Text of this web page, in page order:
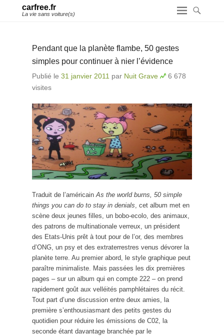
carfree.fr
La vie sans voiture(s)
Pendant que la planète flambe, 50 gestes
simples pour continuer à nier l’évidence
Publié le 31 janvier 2011 par Nuit Grave
6 678
visites
Traduit de l’américainAs the world burns, 50 simple
things you can do to stay in denials, cet album met en
scène deux jeunes filles, un bobo-ecolo, des animaux,
des patrons de multinationale verreux, un président
des Etats-Unis prêt à tout pour de l’or, des membres
d’ONG, un psy et des extraterrestres venus dévorer la
planète terre. Au premier abord, le style graphique peut
paraître minimaliste. Mais passées les dix premières
pages – sur un album qui en compte 222 – on prend
rapidement goût aux velléités pamphlétaires du récit.
Tout part d’une discussion entre deux amies, la
première s’enthousiasmant des petits gestes du
quotidien pour réduire les émissions de C02, la
seconde étant davantage branchée par le